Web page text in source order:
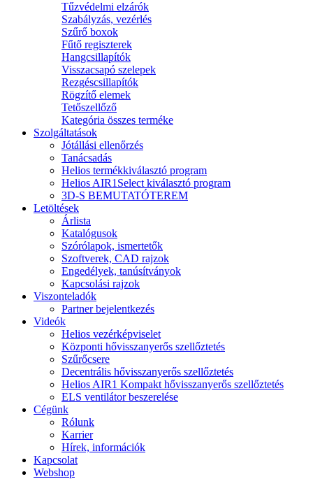
Tűzvédelmi elzárók
Szabályzás, vezérlés
Szűrő boxok
Fűtő regiszterek
Hangcsillapítók
Visszacsapó szelepek
Rezgéscsillapítók
Rögzítő elemek
Tetőszellőző
Kategória összes terméke
Szolgáltatások
Jótállási ellenőrzés
Tanácsadás
Helios termékkiválasztó program
Helios AIR1Select kiválasztó program
3D-S BEMUTATÓTEREM
Letöltések
Árlista
Katalógusok
Szórólapok, ismertetők
Szoftverek, CAD rajzok
Engedélyek, tanúsítványok
Kapcsolási rajzok
Viszonteladók
Partner bejelentkezés
Videók
Helios vezérképviselet
Központi hővisszanyerős szellőztetés
Szűrőcsere
Decentrális hővisszanyerős szellőztetés
Helios AIR1 Kompakt hővisszanyerős szellőztetés
ELS ventilátor beszerelése
Cégünk
Rólunk
Karrier
Hírek, információk
Kapcsolat
Webshop